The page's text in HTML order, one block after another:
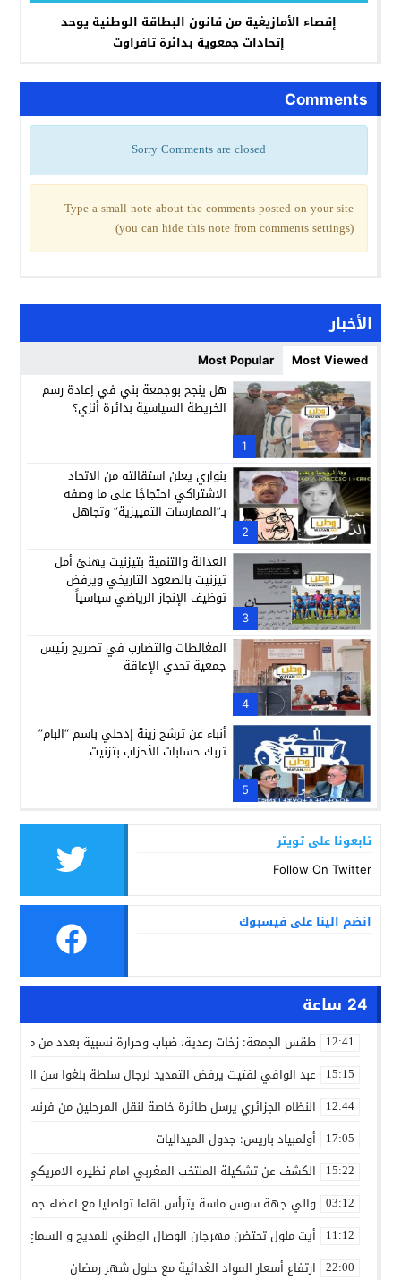
إقصاء الأمازيغية من قانون البطاقة الوطنية يوحد
إتحادات جمعوية بدائرة تافراوت
Comments
Sorry Comments are closed
Type a small note about the comments posted on your site
(you can hide this note from comments settings)
الأخبار
Most Viewed
Most Popular
1
هل ينجح بوجمعة بني في إعادة رسم
الخريطة السياسية بدائرة أنزي؟
2
بنواري يعلن استقالته من الاتحاد
الاشتراكي احتجاجًا على ما وصفه
بـ”الممارسات التمييزية” وتجاهل
3
العدالة والتنمية بتيزنيت يهنئ أمل
تيزنيت بالصعود التاريخي ويرفض
توظيف الإنجاز الرياضي سياسياً
4
المغالطات والتضارب في تصريح رئيس
جمعية تحدي الإعاقة
5
أنباء عن ترشح زينة إدحلي باسم “البام”
تربك حسابات الأحزاب بتزنيت
تابعونا على تويتر
Follow On Twitter
انضم الينا على فيسبوك
24 ساعة
12:41 طقس الجمعة: زخات رعدية، ضباب وحرارة نسبية بعدد من مدن
15:15 عبد الوافي لفتيت يرفض التمديد لرجال سلطة بلغوا سن التقاعد
12:44 النظام الجزائري يرسل طائرة خاصة لنقل المرحلين من فرنسا
17:05 أولمبياد باريس: جدول الميداليات
15:22 الكشف عن تشكيلة المنتخب المغربي امام نظيره الامريكي
03:12 والي جهة سوس ماسة يترأس لقاءا تواصليا مع اعضاء جماعة
11:12 أيت ملول تحتضن مهرجان الوصال الوطني للمديح و السماع من 25 إلى 30 مارس
22:00 ارتفاع أسعار المواد الغدائية مع حلول شهر رمضان